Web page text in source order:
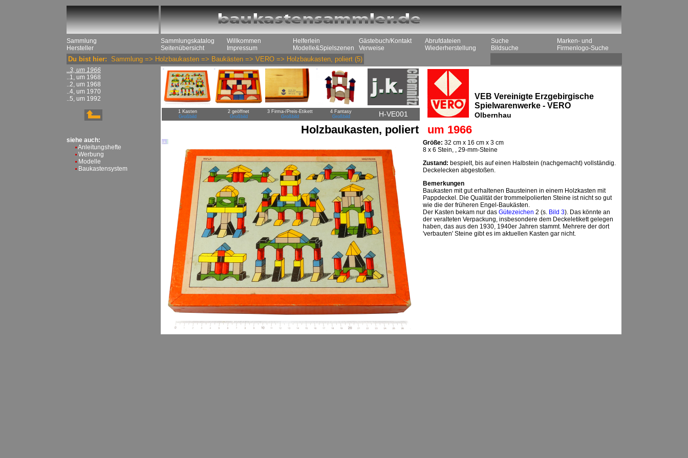
Sammlung
Hersteller
Sammlungskatalog
Seitenübersicht
Willkommen
Impressum
Helferlein
Modelle&Spielszenen
Gästebuch/Kontakt
Verweise
Abrufdateien
Wiederherstellung
Suche
Bildsuche
Marken- und
Firmenlogo-Suche
Du bist hier: Sammlung => Holzbaukasten => Baukästen => VERO => Holzbaukasten, poliert (5)
..3, um 1966
..1, um 1968
..2, um 1968
..4, um 1970
..5, um 1992
siehe auch:
Anleitungshefte
Werbung
Modelle
Baukastensystem
1 Kasten
Großbild
2 geöffnet
Großbild
3 Firma-/Preis-Etikett
Großbild
4 Fantasy
Großbild
H-VE001
VEB Vereinigte Erzgebirgische
Spielwarenwerke - VERO
Olbernhau
Holzbaukasten, poliert um 1966
Größe: 32 cm x 16 cm x 3 cm
8 x 6 Stein, , 29-mm-Steine
Zustand: bespielt, bis auf einen Halbstein (nachgemacht) vollständig.
Deckelecken abgestoßen.
Bemerkungen
Baukasten mit gut erhaltenen Bausteinen in einem Holzkasten mit
Pappdeckel. Die Qualität der trommelpolierten Steine ist nicht so gut
wie die der früheren Engel-Baukästen.
Der Kasten bekam nur das Gütezeichen 2 (s. Bild 3). Das könnte an
der veralteten Verpackung, insbesondere dem Deckeletikett gelegen
haben, das aus den 1930, 1940er Jahren stammt. Mehrere der dort
'verbauten' Steine gibt es im aktuellen Kasten gar nicht.